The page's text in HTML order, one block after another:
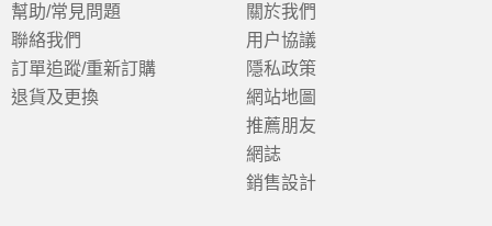
幫助/常見問題
聯絡我們
訂單追蹤/重新訂購
退貨及更換
關於我們
用户協議
隱私政策
網站地圖
推薦朋友
網誌
銷售設計